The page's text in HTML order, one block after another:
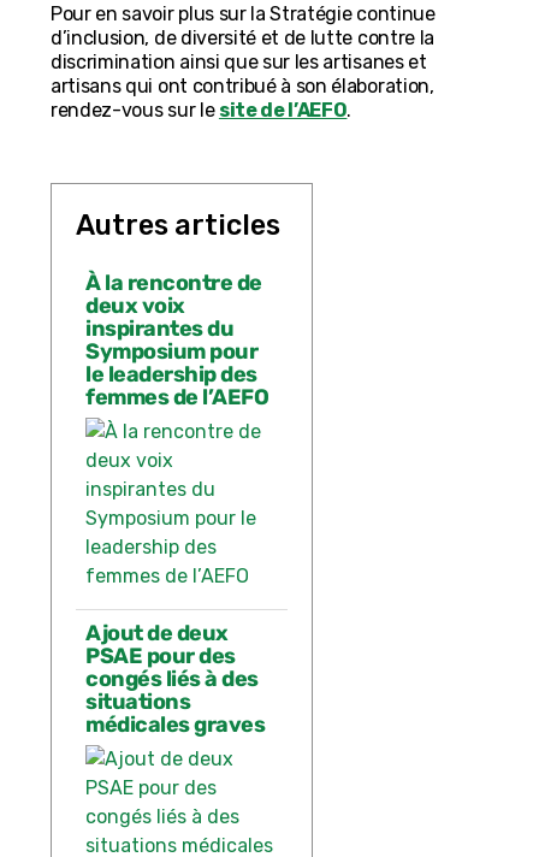
Pour en savoir plus sur la Stratégie continue
d’inclusion, de diversité et de lutte contre la
discrimination ainsi que sur les artisanes et
artisans qui ont contribué à son élaboration,
rendez-vous sur le site de l’AEFO.
Autres articles
À la rencontre de
deux voix
inspirantes du
Symposium pour
le leadership des
femmes de l’AEFO
Ajout de deux
PSAE pour des
congés liés à des
situations
médicales graves